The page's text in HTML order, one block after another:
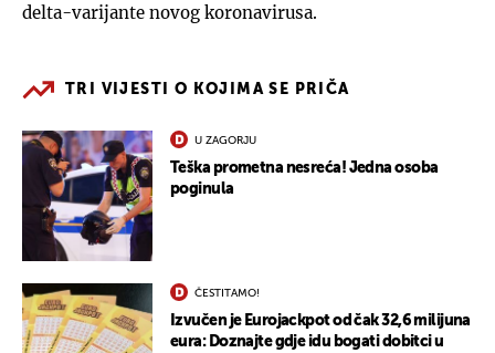
delta-varijante novog koronavirusa.
TRI VIJESTI O KOJIMA SE PRIČA
U ZAGORJU
Teška prometna nesreća! Jedna osoba
poginula
ČESTITAMO!
Izvučen je Eurojackpot od čak 32,6 milijuna
eura: Doznajte gdje idu bogati dobitci u